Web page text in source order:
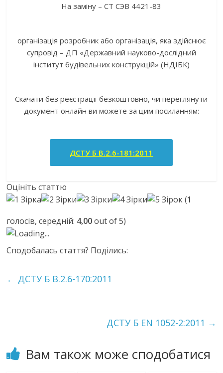
На заміну – СТ СЭВ 4421-83
організація розробник або організація, яка здійснює
супровід – ДП «Державний науково-дослідний
інститут будівельних конструкцій» (НДІБК)
Скачати без реєстрації безкоштовно, чи переглянути
документ онлайн ви можете за цим посиланням:
ДСТУ Б В.2.6-181:2011
Оцініть статтю
(1
голосів, середній: 4,00out of 5)
Loading...
Сподобалась стаття? Поділись:
← ДСТУ Б В.2.6-170:2011
ДСТУ Б EN 1052-2:2011 →
Вам також може сподобатися